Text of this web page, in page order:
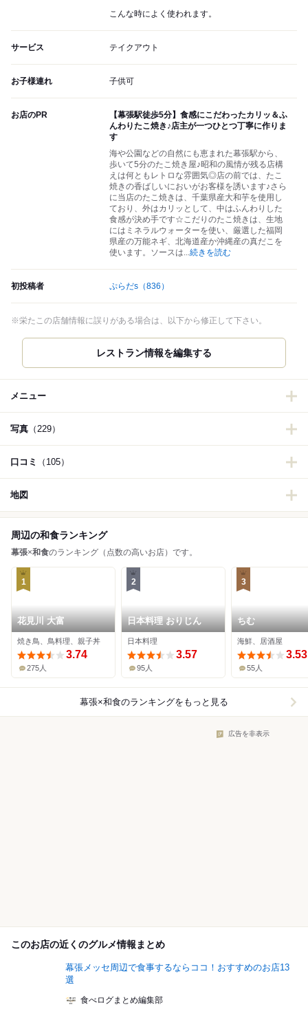
こんな時によく使われます。
サービス テイクアウト
お子様連れ 子供可
お店のPR
【幕張駅徒歩5分】食感にこだわったカリッ＆ふ
んわりたこ焼き♪店主が一つひとつ丁寧に作りま
す
海や公園などの自然にも恵まれた幕張駅から、
歩いて5分のたこ焼き屋♪昭和の風情が残る店構
えは何ともレトロな雰囲気◎店の前では、たこ
焼きの香ばしいにおいがお客様を誘います♪さら
に当店のたこ焼きは、千葉県産大和芋を使用し
ており、外はカリッとして、中はふんわりした
食感が決め手です☆こだりのたこ焼きは、生地
にはミネラルウォーターを使い、厳選した福岡
県産の万能ネギ、北海道産か沖縄産の真だこを
使います。ソースは...続きを読む
初投稿者 ぷらだs （836）
※栄たこの店舗情報に誤りがある場合は、以下から修正して下さい。
レストラン情報を編集する
メニュー
写真 （229）
口コミ （105）
地図
周辺の和食ランキング
幕張×和食のランキング（点数の高いお店）です。
1
花見川 大富
焼き鳥、鳥料理、親子丼
3.74
275人
2
日本料理 おりじん
日本料理
3.57
95人
3
ちむ
海鮮、居酒屋
3.53
55人
幕張×和食のランキングをもっと見る
広告を非表示
このお店の近くのグルメ情報まとめ
幕張メッセ周辺で食事するならココ！おすすめのお店13
選
食べログまとめ編集部